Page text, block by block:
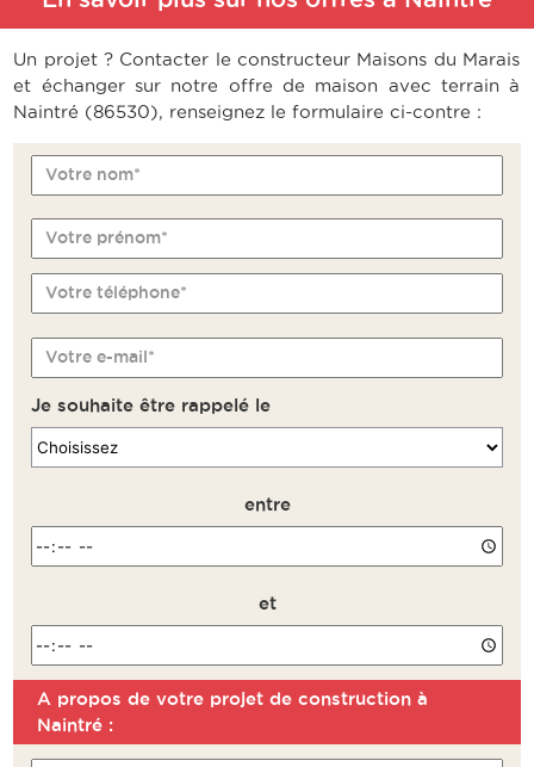
Un projet ? Contacter le constructeur Maisons du Marais
et échanger sur notre offre de maison avec terrain à
Naintré (86530), renseignez le formulaire ci-contre :
Votre nom*
Votre prénom*
Votre téléphone*
Votre e-mail*
Je souhaite être rappelé le
entre
et
Remarque
A propos de votre projet de construction à
Naintré :